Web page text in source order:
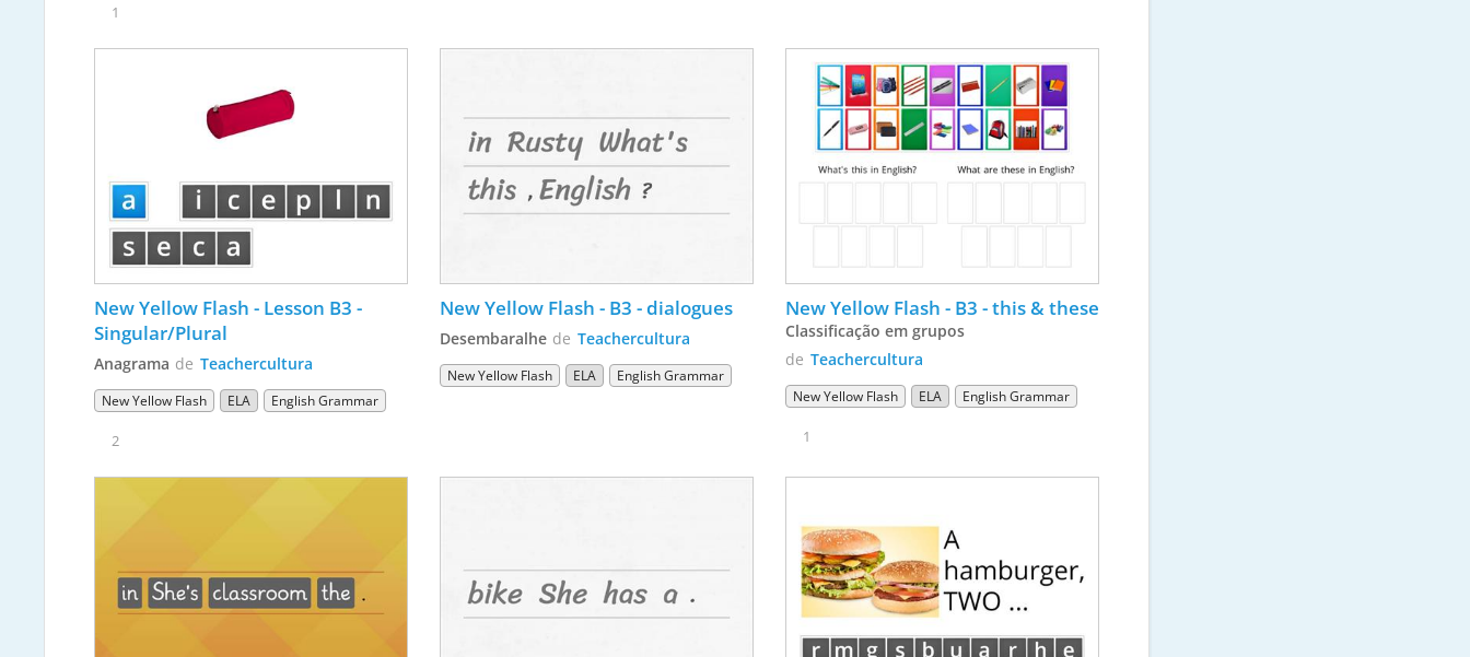
1
New Yellow Flash - Lesson B3 -
Singular/Plural
Anagrama de Teachercultura
New Yellow Flash ELA English Grammar
2
New Yellow Flash - B3 - dialogues
Desembaralhe de Teachercultura
New Yellow Flash ELA English Grammar
New Yellow Flash - B3 - this & these
Classificação em grupos
de Teachercultura
New Yellow Flash ELA English Grammar
1